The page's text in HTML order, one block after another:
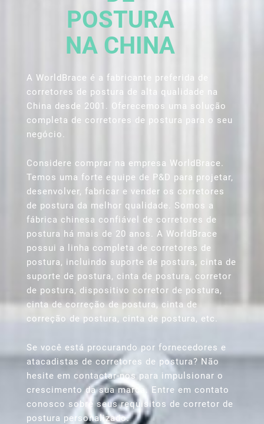
POSTURA
NA CHINA
A WorldBrace é a fabricante preferida de
corretores de postura de alta qualidade na
China desde 2001. Oferecemos uma solução
completa de corretores de postura para o seu
negócio.
Considere comprar na empresa WorldBrace.
Temos uma forte equipe de P&D para projetar,
desenvolver, fabricar e vender os corretores
de postura da melhor qualidade. Somos a
fábrica chinesa confiável de corretores de
postura há mais de 20 anos. A WorldBrace
possui a linha completa de corretores de
postura, incluindo suporte de postura, cinta de
suporte de postura, cinta de postura, corretor
de postura, dispositivo corretor de postura,
cinta de correção de postura, cinta de
correção de postura, cinta de postura, etc.
Se você está procurando por fornecedores e
atacadistas de corretores de postura? Não
hesite em contactar-nos para impulsionar o
crescimento da sua marca. Entre em contato
conosco sobre seus requisitos de corretor de
postura personalizado.